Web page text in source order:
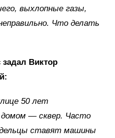
выхлопные газы,
Что делать
Виктор
50 лет
— сквер. Часто
ставят машины